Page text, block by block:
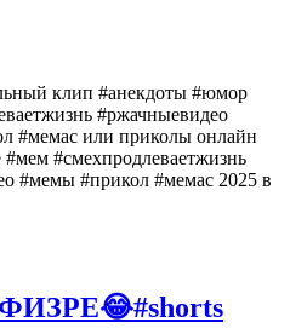
клип #анекдоты #юмор
#ржачныевидео
#мемас или приколы онлайн
#смехпродлеваетжизнь
#мемы #прикол #мемас 2025 в